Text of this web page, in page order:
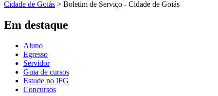
Cidade de Goiás > Boletim de Serviço - Cidade de Goiás
Em destaque
Aluno
Egresso
Servidor
Guia de cursos
Estude no IFG
Concursos